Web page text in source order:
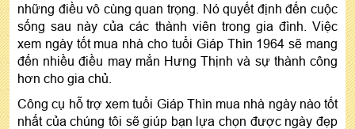
những điều vô cùng quan trọng. Nó quyết định đến cuộc
sống sau này của các thành viên trong gia đình. Việc
xem ngày tốt mua nhà cho tuổi Giáp Thìn 1964 sẽ mang
đến nhiều điều may mắn Hưng Thịnh và sự thành công
hơn cho gia chủ.
Công cụ hỗ trợ xem tuổi Giáp Thìn mua nhà ngày nào tốt
nhất của chúng tôi sẽ giúp bạn lựa chọn được ngày đẹp